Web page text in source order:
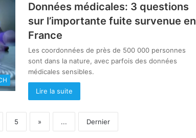
Données médicales: 3 questions
sur l’importante fuite survenue en
France
Les coordonnées de près de 500 000 personnes
sont dans la nature, avec parfois des données
médicales sensibles.
Lire la suite
5 » ... Dernier